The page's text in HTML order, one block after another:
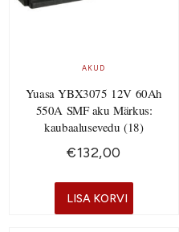
AKUD
Yuasa YBX3075 12V 60Ah
550A SMF aku Märkus:
kaubaalusevedu (18)
€132,00
LISA KORVI